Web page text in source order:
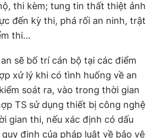
thi kèm; tung tin thất thiệt ảnh
đến kỳ thi, phá rối an ninh, trật
thi...
sẽ bố trí cán bộ tại các điểm
xử lý khi có tình huống về an
soát ra, vào trong thời gian
TS sử dụng thiết bị công nghệ
gian thi, nếu xác định có dấu
định của pháp luật về bảo vệ